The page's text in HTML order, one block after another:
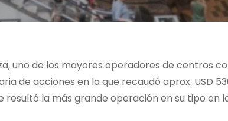
uno de los mayores operadores de centros
de acciones en la que recaudó aprox. USD
resultó la más grande operación en su tipo en